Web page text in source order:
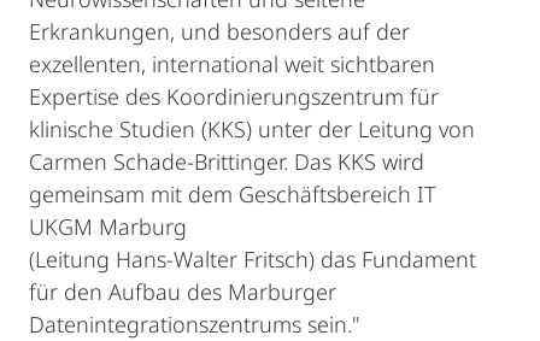
Erkrankungen, und besonders auf der
exzellenten, international weit sichtbaren
Expertise des Koordinierungszentrum für
klinische Studien (KKS) unter der Leitung von
Carmen Schade-Brittinger. Das KKS wird
gemeinsam mit dem Geschäftsbereich IT
UKGM Marburg
(Leitung Hans-Walter Fritsch) das Fundament
für den Aufbau des Marburger
Datenintegrationszentrums sein."